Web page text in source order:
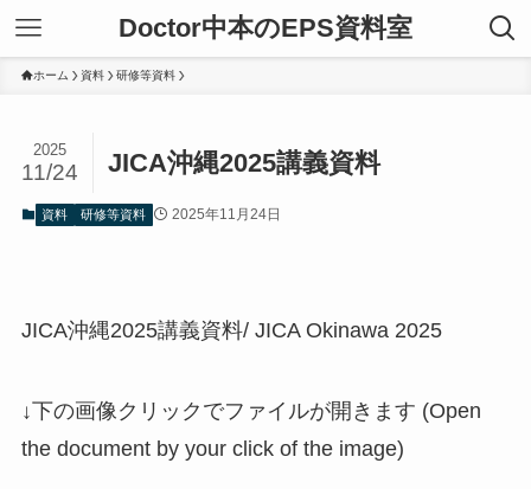
Doctor中本のEPS資料室
ホーム 資料 研修等資料
JICA沖縄2025講義資料
2025
11/24
資料 研修等資料 2025年11月24日
JICA沖縄2025講義資料/ JICA Okinawa 2025
↓下の画像クリックでファイルが開きます (Open
the document by your click of the image)